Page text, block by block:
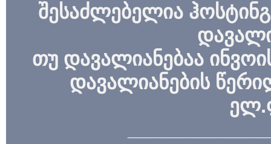
შესაძლებელია
თუ დავალიანებაა
დავალიანების